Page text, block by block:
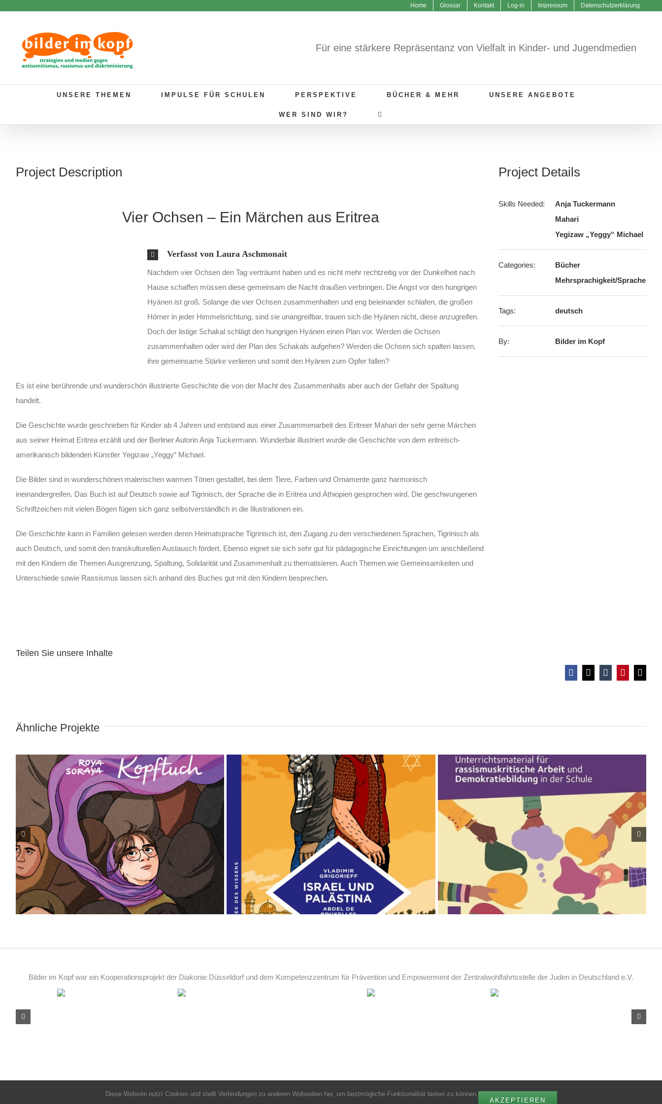
Home Glossar Kontakt Log-in Impressum Datenschutzerklärung
Für eine stärkere Repräsentanz von Vielfalt in Kinder- und Jugendmedien
UNSERE THEMEN IMPULSE FÜR SCHULEN PERSPEKTIVE BÜCHER & MEHR UNSERE ANGEBOTE
WER SIND WIR?
Project Description
Vier Ochsen – Ein Märchen aus Eritrea
Verfasst von Laura Aschmonait
Nachdem vier Ochsen den Tag verträumt haben und es nicht mehr rechtzeitig vor der Dunkelheit nach
Hause schaffen müssen diese gemeinsam die Nacht draußen verbringen. Die Angst vor den hungrigen
Hyänen ist groß. Solange die vier Ochsen zusammenhalten und eng beieinander schlafen, die großen
Hörner in jeder Himmelsrichtung, sind sie unangreifbar, trauen sich die Hyänen nicht, diese anzugreifen.
Doch der listige Schakal schlägt den hungrigen Hyänen einen Plan vor. Werden die Ochsen
zusammenhalten oder wird der Plan des Schakals aufgehen? Werden die Ochsen sich spalten lassen,
ihre gemeinsame Stärke verlieren und somit den Hyänen zum Opfer fallen?
Es ist eine berührende und wunderschön illustrierte Geschichte die von der Macht des Zusammenhalts aber auch der Gefahr der Spaltung
handelt.
Die Geschichte wurde geschrieben für Kinder ab 4 Jahren und entstand aus einer Zusammenarbeit des Eritreer Mahari der sehr gerne Märchen
aus seiner Heimat Eritrea erzählt und der Berliner Autorin Anja Tuckermann. Wunderbar illustriert wurde die Geschichte von dem eritreisch-
amerikanisch bildenden Künstler Yegizaw „Yeggy“ Michael.
Die Bilder sind in wunderschönen malerischen warmen Tönen gestaltet, bei dem Tiere, Farben und Ornamente ganz harmonisch
ineinandergreifen. Das Buch ist auf Deutsch sowie auf Tigrinisch, der Sprache die in Eritrea und Äthiopien gesprochen wird. Die geschwungenen
Schriftzeichen mit vielen Bögen fügen sich ganz selbstverständlich in die Illustrationen ein.
Die Geschichte kann in Familien gelesen werden deren Heimatsprache Tigrinisch ist, den Zugang zu den verschiedenen Sprachen, Tigrinisch als
auch Deutsch, und somit den transkulturellen Austausch fördert. Ebenso eignet sie sich sehr gut für pädagogische Einrichtungen um anschließend
mit den Kindern die Themen Ausgrenzung, Spaltung, Solidarität und Zusammenhalt zu thematisieren. Auch Themen wie Gemeinsamkeiten und
Unterschiede sowie Rassismus lassen sich anhand des Buches gut mit den Kindern besprechen.
Project Details
Skills Needed:
Anja Tuckermann
Mahari
Yegizaw „Yeggy“ Michael
Categories:
Bücher
Mehrsprachigkeit/Sprache
Tags: deutsch
By: Bilder im Kopf
Teilen Sie unsere Inhalte
Facebook
X TumblrPinterest
E-
Ähnliche Projekte
Anti-Rassismus für Schüler*innen
Bilder im Kopf war ein Kooperationsprojekt der Diakonie Düsseldorf und dem Kompetenzzentrum für Prävention und Empowerment der Zentralwohlfahrtsstelle der Juden in Deutschland e.V.
kplus konzept GmbH
Diese Website nutzt Cookies und stellt Verbindungen zu anderen Webseiten her, um bestmögliche Funktionalität bieten zu können.
AKZEPTIEREN